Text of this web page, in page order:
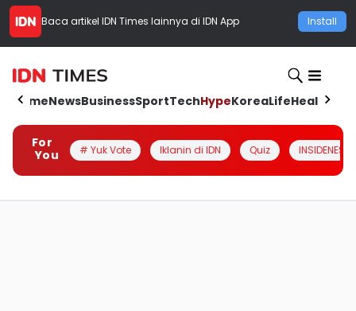
Baca artikel IDN Times lainnya di IDN App Install
HomeNewsBusinessSportTechHypeKoreaLifeHealth
For
You
# Yuk Vote Iklanin di IDN Quiz INSIDENESIA